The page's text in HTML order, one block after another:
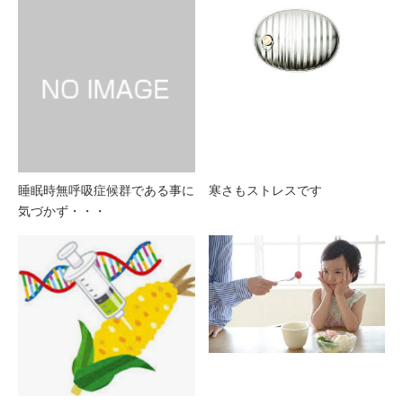
睡眠時無呼吸症候群である事に
気づかず・・・
寒さもストレスです